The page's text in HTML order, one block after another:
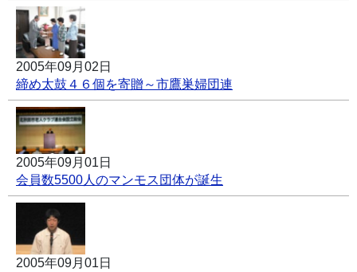
2005年09月02日
締め太鼓４６個を寄贈～市鷹巣婦団連
2005年09月01日
会員数5500人のマンモス団体が誕生
2005年09月01日